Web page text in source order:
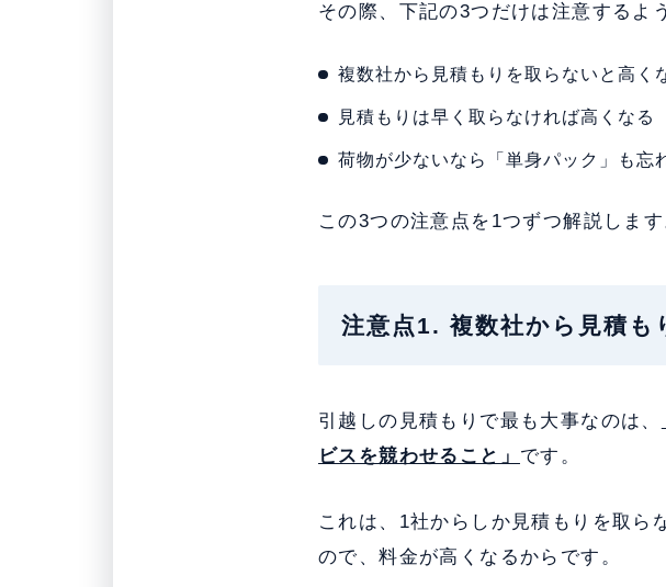
その際、下記の3つだけは注意するよ
複数社から見積もりを取らないと高く
見積もりは早く取らなければ高くなる
荷物が少ないなら「単身パック」も忘
この3つの注意点を1つずつ解説します
注意点1. 複数社から見積も
引越しの見積もりで最も大事なのは、
ビスを競わせること」 です。
これは、1社からしか見積もりを取ら
ので、料金が高くなるからです。